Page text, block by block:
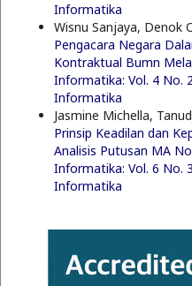
Informatika
Wisnu Sanjaya, Denok
Pengacara Negara
Kontraktual Bumn
Informatika: Vol. 4 No.
Informatika
Jasmine Michella,
Prinsip Keadilan dan
Analisis Putusan MA
Informatika: Vol. 6 No.
Informatika